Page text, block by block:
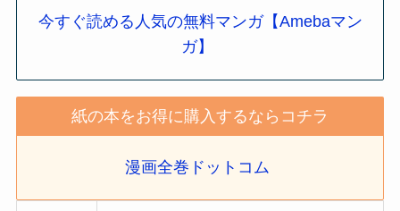
今すぐ読める人気の無料マンガ【Amebaマン
ガ】
紙の本をお得に購入するならコチラ
漫画全巻ドットコム